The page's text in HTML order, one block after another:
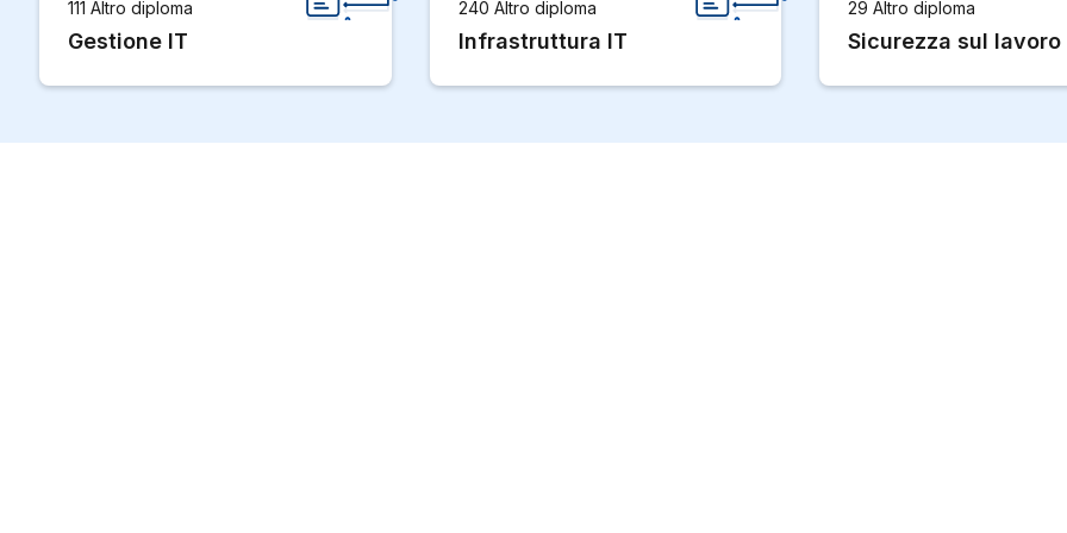
111 Altro diploma
Gestione IT
240 Altro diploma
Infrastruttura IT
29 Altro diploma
Sicurezza sul lavoro